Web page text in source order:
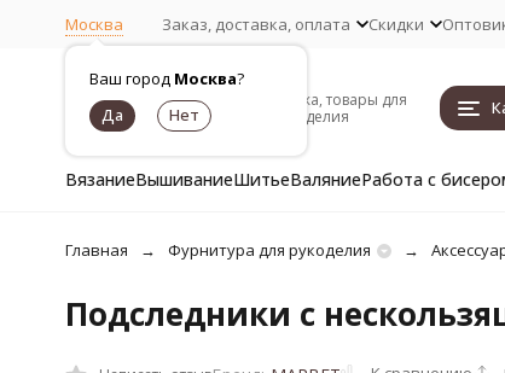
Москва
Ваш город Москва?
Заказ, доставка, оплата Скидки
Пряжа, товары для
рукоделия
ВязаниеВышиваниеШитьеВаляниеРабота с
Главная Фурнитура для рукоделия
Подследники с